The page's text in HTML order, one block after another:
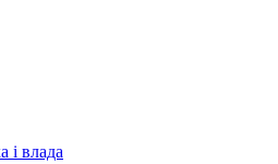
і влада